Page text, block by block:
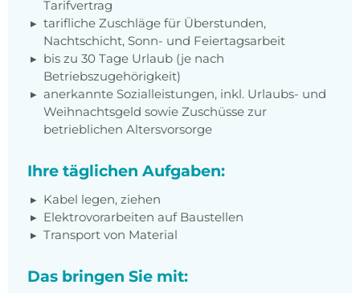
Tarifvertrag
tarifliche Zuschläge für Überstunden,
Nachtschicht, Sonn- und Feiertagsarbeit
bis zu 30 Tage Urlaub (je nach
Betriebszugehörigkeit)
anerkannte Sozialleistungen, inkl. Urlaubs- und
Weihnachtsgeld sowie Zuschüsse zur
betrieblichen Altersvorsorge
Ihre täglichen Aufgaben:
Kabel legen, ziehen
Elektrovorarbeiten auf Baustellen
Transport von Material
Das bringen Sie mit: